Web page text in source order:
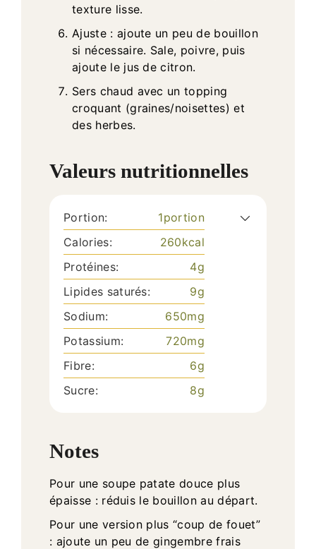
texture lisse.
Ajuste : ajoute un peu de bouillon
si nécessaire. Sale, poivre, puis
ajoute le jus de citron.
Sers chaud avec un topping
croquant (graines/noisettes) et
des herbes.
Valeurs nutritionnelles
Portion: 1portion
Calories:
260kcal
Protéines:
4g
Lipides saturés:
9g
Sodium:
650mg
Potassium:
720mg
Fibre:
6g
Sucre:
8g
Notes
Pour une soupe patate douce plus
épaisse : réduis le bouillon au départ.
Pour une version plus “coup de fouet”
: ajoute un peu de gingembre frais